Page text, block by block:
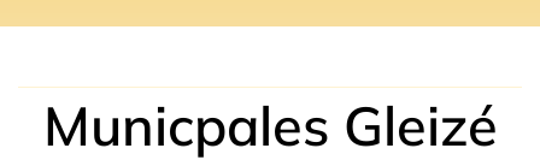
Municpales Gleizé